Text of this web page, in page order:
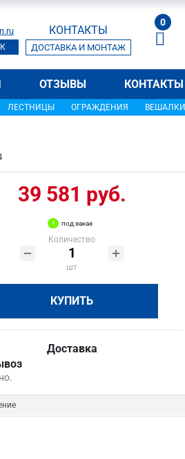
КОНТАКТЫ
ДОСТАВКА И МОНТАЖ
0
ОТЗЫВЫ КОНТАКТЫ
ЛЕСТНИЦЫ ОГРАЖДЕНИЯ ВЕШАЛКИ
39 581 руб.
под заказ
Количество
шт
КУПИТЬ
Доставка